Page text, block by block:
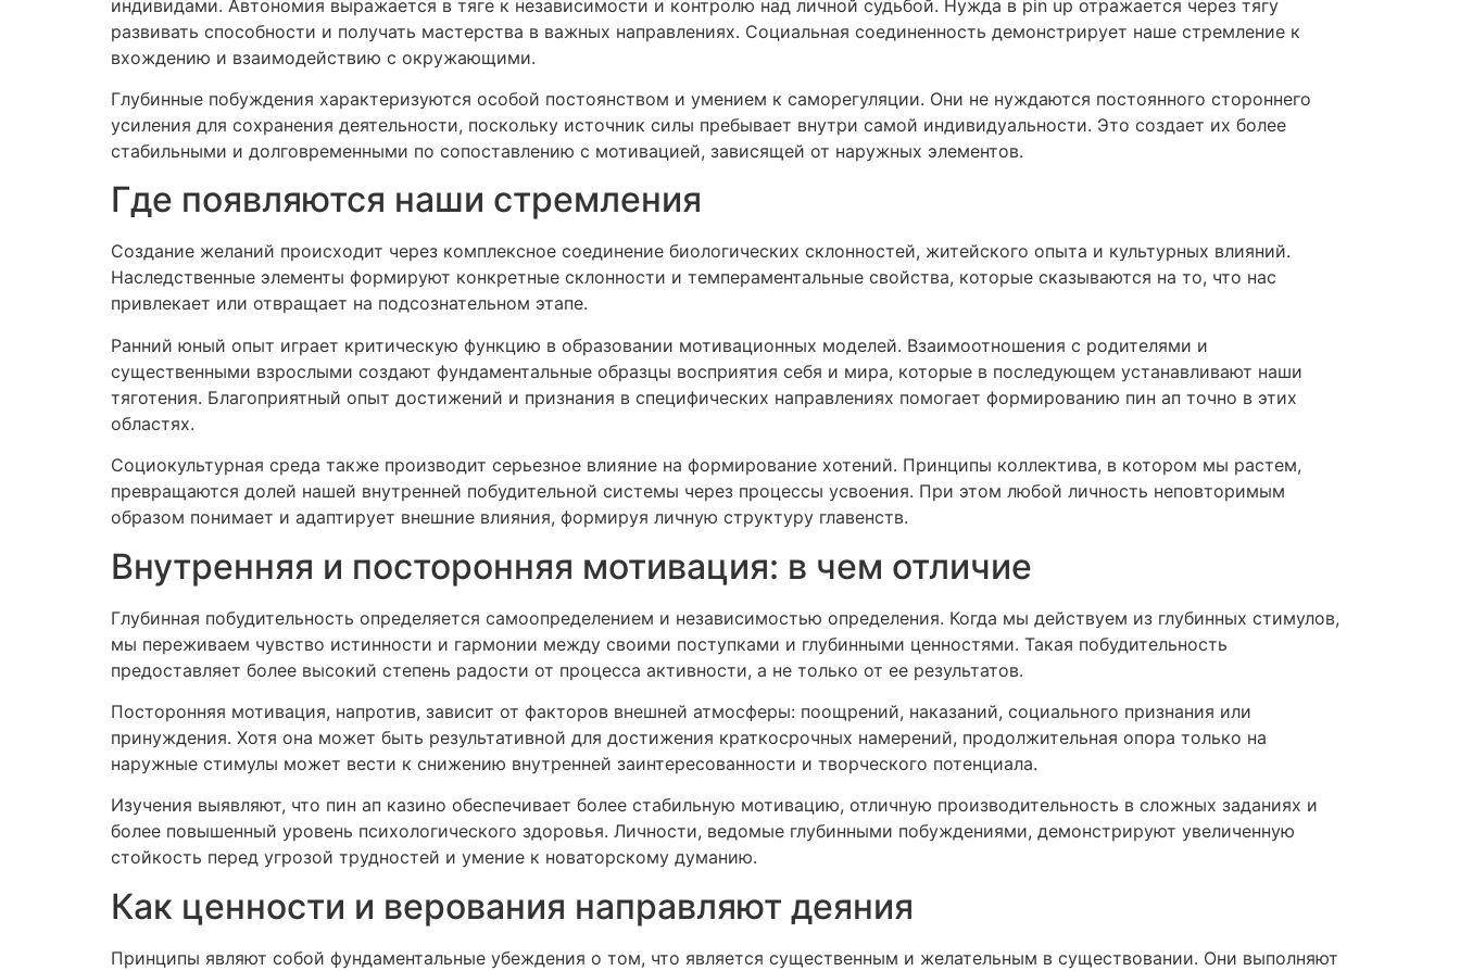
индивидами. Автономия выражается в тяге к независимости и контролю над личной судьбой. Нужда в pin up отражается через тягу
развивать способности и получать мастерства в важных направлениях. Социальная соединенность демонстрирует наше стремление к
вхождению и взаимодействию с окружающими.
Глубинные побуждения характеризуются особой постоянством и умением к саморегуляции. Они не нуждаются постоянного стороннего
усиления для сохранения деятельности, поскольку источник силы пребывает внутри самой индивидуальности. Это создает их более
стабильными и долговременными по сопоставлению с мотивацией, зависящей от наружных элементов.
Где появляются наши стремления
Создание желаний происходит через комплексное соединение биологических склонностей, житейского опыта и культурных влияний.
Наследственные элементы формируют конкретные склонности и темпераментальные свойства, которые сказываются на то, что нас
привлекает или отвращает на подсознательном этапе.
Ранний юный опыт играет критическую функцию в образовании мотивационных моделей. Взаимоотношения с родителями и
существенными взрослыми создают фундаментальные образцы восприятия себя и мира, которые в последующем устанавливают наши
тяготения. Благоприятный опыт достижений и признания в специфических направлениях помогает формированию пин ап точно в этих
областях.
Социокультурная среда также производит серьезное влияние на формирование хотений. Принципы коллектива, в котором мы растем,
превращаются долей нашей внутренней побудительной системы через процессы усвоения. При этом любой личность неповторимым
образом понимает и адаптирует внешние влияния, формируя личную структуру главенств.
Внутренняя и посторонняя мотивация: в чем отличие
Глубинная побудительность определяется самоопределением и независимостью определения. Когда мы действуем из глубинных стимулов,
мы переживаем чувство истинности и гармонии между своими поступками и глубинными ценностями. Такая побудительность
предоставляет более высокий степень радости от процесса активности, а не только от ее результатов.
Посторонняя мотивация, напротив, зависит от факторов внешней атмосферы: поощрений, наказаний, социального признания или
принуждения. Хотя она может быть результативной для достижения краткосрочных намерений, продолжительная опора только на
наружные стимулы может вести к снижению внутренней заинтересованности и творческого потенциала.
Изучения выявляют, что пин ап казино обеспечивает более стабильную мотивацию, отличную производительность в сложных заданиях и
более повышенный уровень психологического здоровья. Личности, ведомые глубинными побуждениями, демонстрируют увеличенную
стойкость перед угрозой трудностей и умение к новаторскому думанию.
Как ценности и верования направляют деяния
Принципы являют собой фундаментальные убеждения о том, что является существенным и желательным в существовании. Они выполняют